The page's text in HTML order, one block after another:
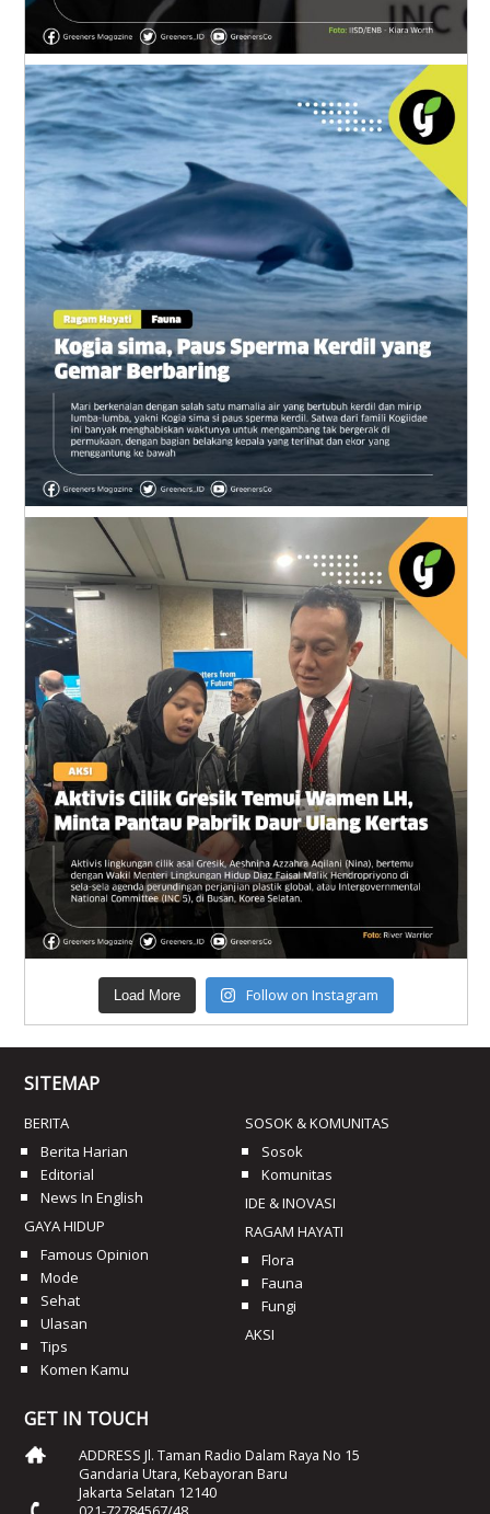
Load More Follow on Instagram
SITEMAP
BERITA
Berita Harian
Editorial
News In English
GAYA HIDUP
Famous Opinion
Mode
Sehat
Ulasan
Tips
Komen Kamu
SOSOK & KOMUNITAS
Sosok
Komunitas
IDE & INOVASI
RAGAM HAYATI
Flora
Fauna
Fungi
AKSI
GET IN TOUCH
ADDRESS Jl. Taman Radio Dalam Raya No 15
Gandaria Utara, Kebayoran Baru
Jakarta Selatan 12140